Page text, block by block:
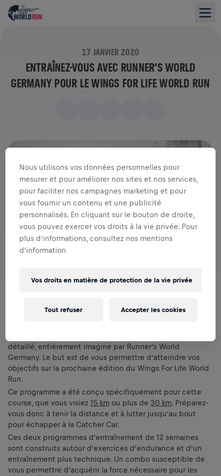
17 JANVIER 2020
ENTRAÎNEZ-VOUS AVEC RUNNER’S WORLD
GERMANY POUR LE WINGS FOR LIFE WORLD RUN
Prêts à vous entraîner pour le 3 mai prochain ? Si vous
détaillé, entièrement imaginé par Runner’s World
Germany. Le but est de vous permettre d’atteindre vos
objectifs sur la prochaine édition du Wings For Life World
Run.
Ce programme a été conçu spécifiquement pour cette
course, que vous visiez 15 km ou plus de 30 km. Préparez-
vous donc à tenir la distance et à lutter jusqu’au bout
pour échapper à la Catcher Car.
Ces deux programmes d’entraînement de 12 semaines
sont construits autour d’exercices d’endurance et d’un
entraînement plus technique. Un combo susceptible de
vous permettre d’acquérir la force nécessaire pour les
Nous utilisons vos données personnelles pour
mesurer et pour améliorer nos sites et nos services,
pour faciliter nos campagnes marketing et pour
vous fournir un contenu et une publicité
personnalisés. En cliquant sur le bouton de droite,
vous pouvez exercer vos droits à la vie privée. Pour
plus d’informations, consultez nos mentions
d’information
Vos droits en matière de protection de la vie privée
Tout refuser Accepter les cookies